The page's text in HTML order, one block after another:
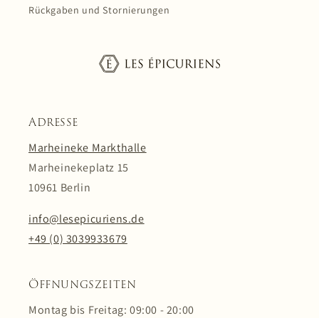
Rückgaben und Stornierungen
Adresse
Marheineke Markthalle
Marheinekeplatz 15
10961 Berlin
info@lesepicuriens.de
+49 (0) 3039933679
Öffnungszeiten
Montag bis Freitag: 09:00 - 20:00